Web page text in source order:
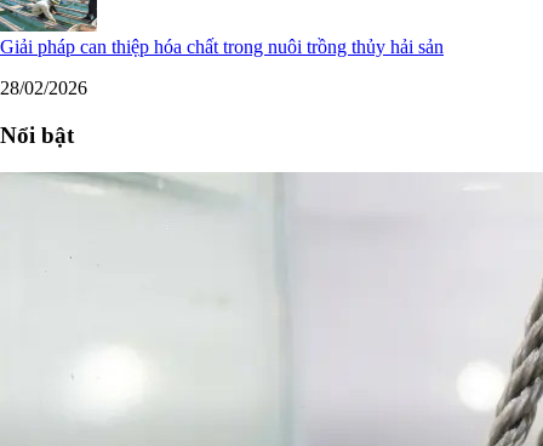
Giải pháp can thiệp hóa chất trong nuôi trồng thủy hải sản
28/02/2026
Nổi bật